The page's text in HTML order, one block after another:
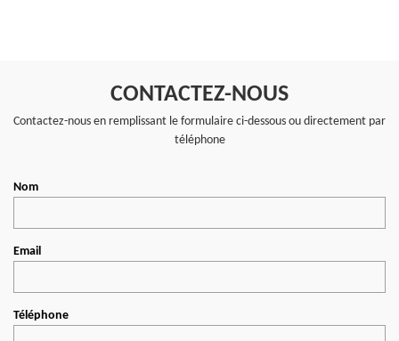
CONTACTEZ-NOUS
Contactez-nous en remplissant le formulaire ci-dessous ou directement par
téléphone
Nom
Email
Téléphone